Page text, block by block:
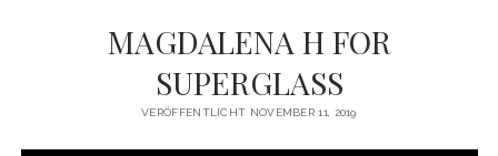
MAGDALENA H FOR
SUPERGLASS
VERÖFFENTLICHT NOVEMBER 11, 2019